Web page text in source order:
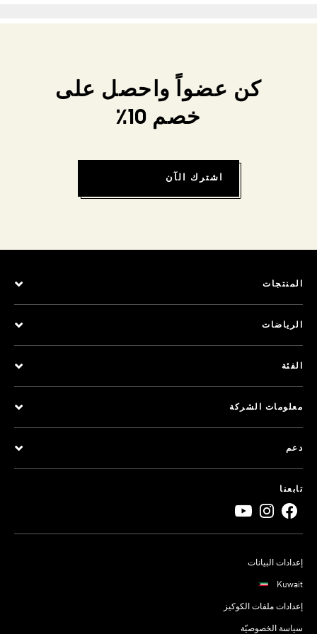
كن عضواً واحصل على
خصم 10٪
اشترك الآن
المنتجات
الرياضات
الفئة
معلومات الشركة
دعم
تابعنا
إعدادات البيانات
Kuwait
إعدادات ملفات الكوكيز
سياسة الخصوصيّة